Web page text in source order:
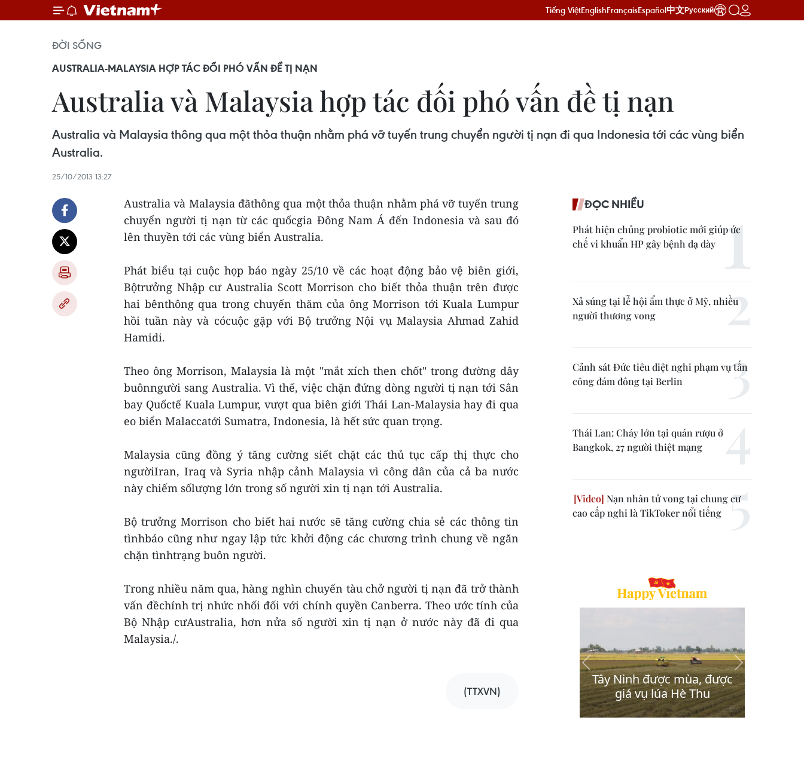
Tiếng ViệtEnglishFrançaisEspañol中文Русский
ĐỜI SỐNG
AUSTRALIA-MALAYSIA HỢP TÁC ĐỐI PHÓ VẤN ĐỀ TỊ NẠN
Australia và Malaysia hợp tác đối phó vấn đề tị nạn
Australia và Malaysia thông qua một thỏa thuận nhằm phá vỡ tuyến trung chuyển người tị nạn đi qua Indonesia tới các vùng biển
Australia.
25/10/2013 13:27
Australia và Malaysia đãthông qua một thỏa thuận nhằm phá vỡ tuyến trung
chuyển người tị nạn từ các quốcgia Đông Nam Á đến Indonesia và sau đó
lên thuyền tới các vùng biển Australia.
Phát biểu tại cuộc họp báo ngày 25/10 về các hoạt động bảo vệ biên giới,
Bộtrưởng Nhập cư Australia Scott Morrison cho biết thỏa thuận trên được
hai bênthông qua trong chuyến thăm của ông Morrison tới Kuala Lumpur
hồi tuần này và cócuộc gặp với Bộ trưởng Nội vụ Malaysia Ahmad Zahid
Hamidi.
Theo ông Morrison, Malaysia là một "mắt xích then chốt" trong đường dây
buônngười sang Australia. Vì thế, việc chặn đứng dòng người tị nạn tới Sân
bay Quốctế Kuala Lumpur, vượt qua biên giới Thái Lan-Malaysia hay đi qua
eo biển Malaccatới Sumatra, Indonesia, là hết sức quan trọng.
Malaysia cũng đồng ý tăng cường siết chặt các thủ tục cấp thị thực cho
ngườiIran, Iraq và Syria nhập cảnh Malaysia vì công dân của cả ba nước
này chiếm sốlượng lớn trong số người xin tị nạn tới Australia.
Bộ trưởng Morrison cho biết hai nước sẽ tăng cường chia sẻ các thông tin
tìnhbáo cũng như ngay lập tức khởi động các chương trình chung về ngăn
chặn tìnhtrạng buôn người.
Trong nhiều năm qua, hàng nghìn chuyến tàu chở người tị nạn đã trở thành
vấn đềchính trị nhức nhối đối với chính quyền Canberra. Theo ước tính của
Bộ Nhập cưAustralia, hơn nửa số người xin tị nạn ở nước này đã đi qua
Malaysia./.
(TTXVN)
ĐỌC NHIỀU
Phát hiện chủng probiotic mới giúp ức
chế vi khuẩn HP gây bệnh dạ dày
Xả súng tại lễ hội ẩm thực ở Mỹ, nhiều
người thương vong
Cảnh sát Đức tiêu diệt nghi phạm vụ tấn
công đám đông tại Berlin
Thái Lan: Cháy lớn tại quán rượu ở
Bangkok, 27 người thiệt mạng
Nạn nhân tử vong tại chung cư
cao cấp nghi là TikToker nổi tiếng